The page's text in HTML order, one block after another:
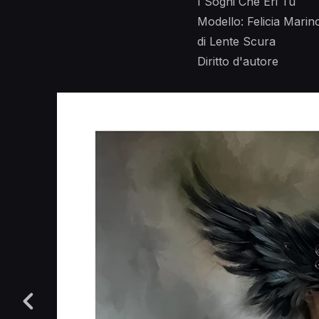
Modello: Felicia
di Lente Scura
Diritto d'autore